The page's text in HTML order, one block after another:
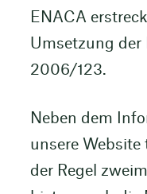
ENACA
Umsetzung
2006/123.
Neben dem
unsere
der Regel